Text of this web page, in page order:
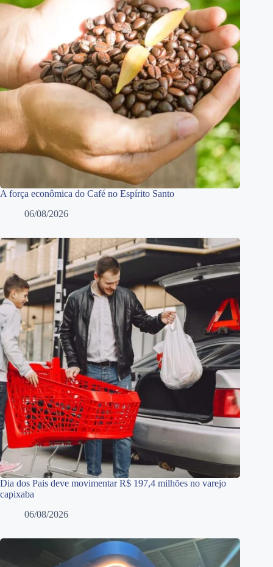
A força econômica do Café no Espírito Santo
06/08/2026
Dia dos Pais deve movimentar R$ 197,4 milhões no varejo
capixaba
06/08/2026